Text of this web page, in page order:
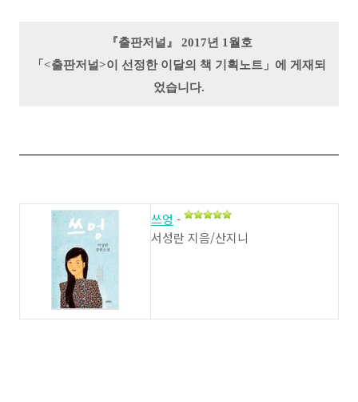
『출판저널』 2017년 1 월호
「<출판저널>이 선정한 이달의 책 기획노트 」에 게재되
었습니다.
쓰엉 -
서성란 지음/산지니